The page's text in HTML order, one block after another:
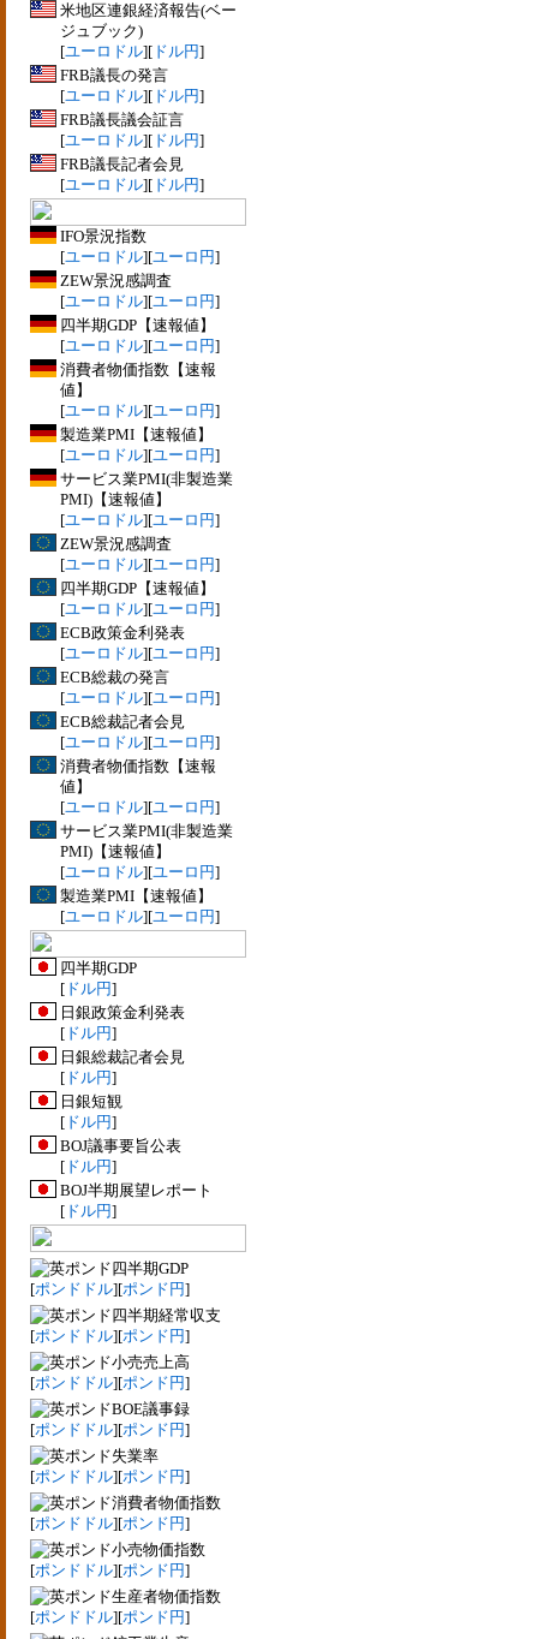
米地区連銀経済報告(ベー
ジュブック)
[ユーロドル][ ドル円]
FRB議長の発言
[ユーロドル][ ドル円]
FRB議長議会証言
[ユーロドル][ ドル円]
FRB議長記者会見
[ユーロドル][ ドル円]
IFO景況指数
[ユーロドル][ユーロ円]
ZEW景況感調査
[ユーロドル][ユーロ円]
四半期GDP【速報値】
[ユーロドル][ユーロ円]
消費者物価指数【速報
値】
[ユーロドル][ユーロ円]
製造業PMI【速報値】
[ユーロドル][ユーロ円]
サービス業PMI(非製造業
PMI)【速報値】
[ユーロドル][ユーロ円]
ZEW景況感調査
[ユーロドル][ユーロ円]
四半期GDP【速報値】
[ユーロドル][ユーロ円]
ECB政策金利発表
[ユーロドル][ユーロ円]
ECB総裁の発言
[ユーロドル][ユーロ円]
ECB総裁記者会見
[ユーロドル][ユーロ円]
消費者物価指数【速報
値】
[ユーロドル][ユーロ円]
サービス業PMI(非製造業
PMI)【速報値】
[ユーロドル][ユーロ円]
製造業PMI【速報値】
[ユーロドル][ユーロ円]
四半期GDP
[ ドル円]
日銀政策金利発表
[ ドル円]
日銀総裁記者会見
[ ドル円]
日銀短観
[ ドル円]
BOJ議事要旨公表
[ ドル円]
BOJ半期展望レポート
[ ドル円]
四半期GDP
[ポンドドル][ポンド円]
四半期経常収支
[ポンドドル][ポンド円]
小売売上高
[ポンドドル][ポンド円]
BOE議事録
[ポンドドル][ポンド円]
失業率
[ポンドドル][ポンド円]
消費者物価指数
[ポンドドル][ポンド円]
小売物価指数
[ポンドドル][ポンド円]
生産者物価指数
[ポンドドル][ポンド円]